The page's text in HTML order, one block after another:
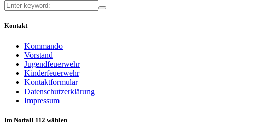
Kontakt
Kommando
Vorstand
Jugendfeuerwehr
Kinderfeuerwehr
Kontaktformular
Datenschutzerklärung
Impressum
Im Notfall 112 wählen